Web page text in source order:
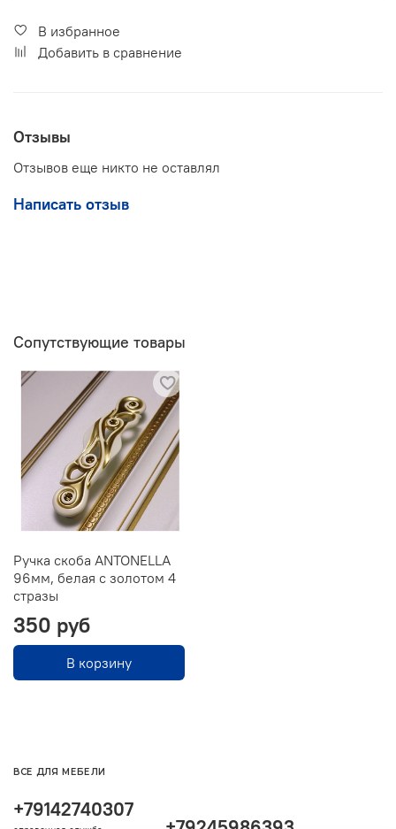
В избранное
Добавить в сравнение
Отзывы
Отзывов еще никто не оставлял
Написать отзыв
Сопутствующие товары
Ручка скоба ANTONELLA
96мм, белая с золотом 4
стразы
350 руб
В корзину
+79142740307
ВСЕ ДЛЯ МЕБЕЛИ